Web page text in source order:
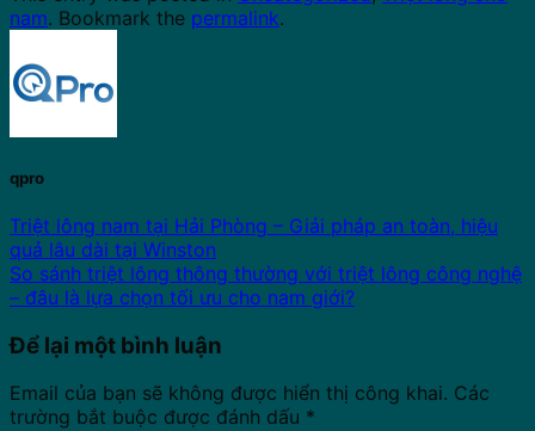
nam. Bookmark the permalink.
qpro
Triệt lông nam tại Hải Phòng – Giải pháp an toàn, hiệu
quả lâu dài tại Winston
So sánh triệt lông thông thường với triệt lông công nghệ
– đâu là lựa chọn tối ưu cho nam giới?
Để lại một bình luận
Email của bạn sẽ không được hiển thị công khai. Các
trường bắt buộc được đánh dấu *